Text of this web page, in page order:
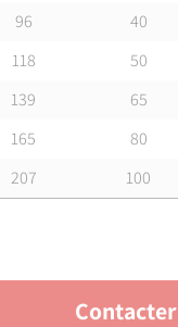
96 40
118 50
139 65
165 80
207 100
Contacter